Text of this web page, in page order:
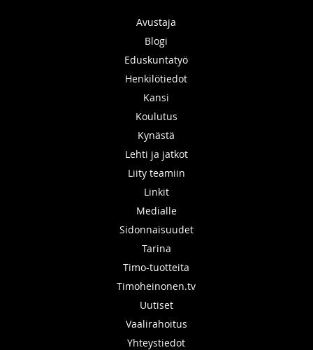
Avustaja
Blogi
Eduskuntatyö
Henkilötiedot
Kansi
Koulutus
Kynästä
Lehti ja jatkot
Liity teamiin
Linkit
Medialle
Sidonnaisuudet
Tarina
Timo-tuotteita
Timoheinonen.tv
Uutiset
Vaalirahoitus
Yhteystiedot